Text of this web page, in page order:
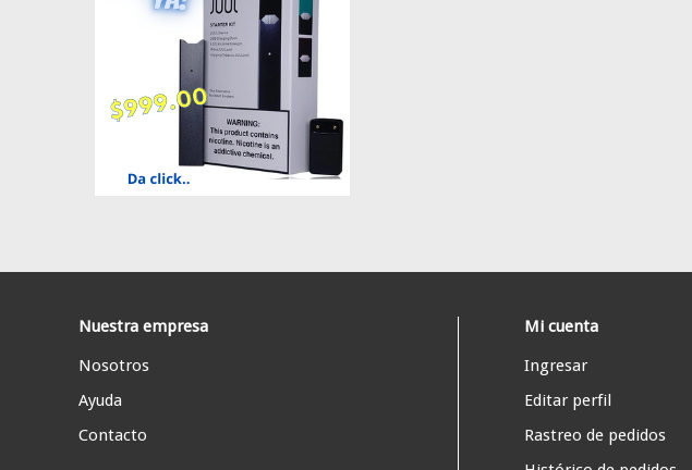
Nuestra empresa
Nosotros
Ayuda
Contacto
Mi cuenta
Ingresar
Editar perfil
Rastreo de pedidos